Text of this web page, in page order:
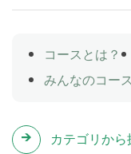
Lesson 31
余暇について話
Lesson 32 テス
コースとは？
みんなのコー
カテゴリから